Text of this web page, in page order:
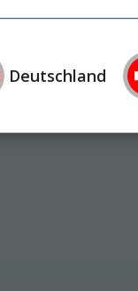
Deutschland